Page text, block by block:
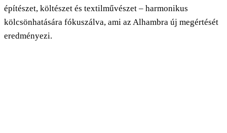
építészet, költészet és textilművészet – harmonikus
kölcsönhatására fókuszálva, ami az Alhambra új megértését
eredményezi.